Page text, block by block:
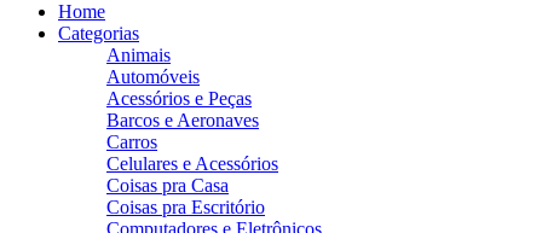
Home
Categorias
Animais
Automóveis
Acessórios e Peças
Barcos e Aeronaves
Carros
Celulares e Acessórios
Coisas pra Casa
Coisas pra Escritório
Computadores e Eletrônicos